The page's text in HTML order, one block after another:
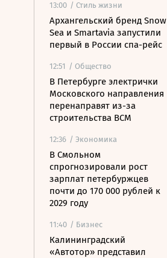
13:00 / Стиль жизни
Архангельский бренд Snow
Sea и Smartavia запустили
первый в России спа-рейс
12:51 / Общество
В Петербурге электрички
Московского направления
перенаправят из-за
строительства ВСМ
12:36 / Экономика
В Смольном
спрогнозировали рост
зарплат петербуржцев
почти до 170 000 рублей к
2029 году
11:40 / Бизнес
Калининградский
«Автотор» представил